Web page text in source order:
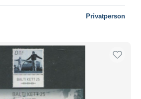
Übernehmen
Privatperson